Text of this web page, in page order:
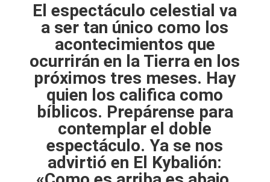
El espectáculo celestial va
a ser tan único como los
acontecimientos que
ocurrirán en la Tierra en los
próximos tres meses. Hay
quien los califica como
bíblicos. Prepárense para
contemplar el doble
espectáculo. Ya se nos
advirtió en El Kybalión: